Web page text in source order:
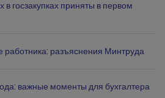
госзакупках приняты в первом
разъяснения Минтруда
важные моменты для бухгалтера